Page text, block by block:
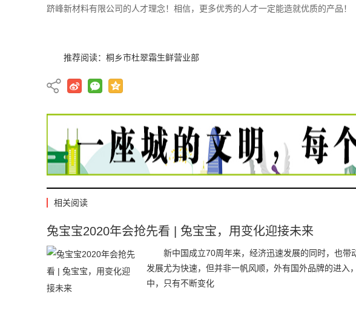
跻峰新材料有限公司 的人才理念！相信，更多优秀的人才一定能造就优质的产品！
推荐阅读： 桐乡市杜翠霜生鲜营业部
相关阅读
兔宝宝2020年会抢先看 | 兔宝宝，用变化迎接未来
新中国成立70周年来，经济迅速发展的同时，也带
发展尤为快速，但并非一帆风顺，外有国外品牌的进入
中，只有不断变化